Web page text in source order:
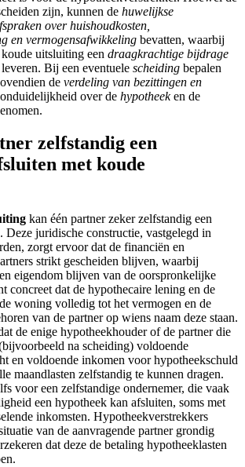
zijn, kunnen de huwelijkse
over huishoudkosten,
en vermogensafwikkeling bevatten, waarbij
uitsluiting een draagkrachtige bijdrage
leveren. Bij een eventuele scheiding bepalen
de verdeling van bezittingen en
over de hypotheeken de
zelfstandig een
met koude
kan één partner zeker zelfstandig een
Deze juridische constructie, vastgelegd in
zorgt ervoor dat de financiën en
strikt gescheiden blijven, waarbij
eigendom blijven van de oorspronkelijke
concreet dat de hypothecaire lening en de
woning volledig tot het vermogen en de
van de partner op wiens naam deze staan.
de enige hypotheekhouder of de partner die
na scheiding) voldoende
en voldoende inkomen voor hypotheekschuld
maandlasten zelfstandig te kunnen dragen.
voor een zelfstandige ondernemer, die vaak
een hypotheek kan afsluiten, soms met
inkomsten. Hypotheekverstrekkers
van de aanvragende partner grondig
dat deze de betaling hypotheeklasten